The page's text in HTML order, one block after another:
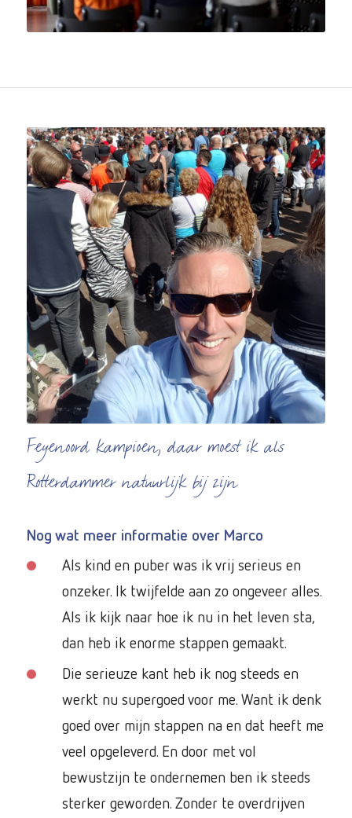
Feyenoord kampioen, daar moest ik als
Rotterdammer natuurlijk bij zijn
Nog wat meer informatie over Marco
Als kind en puber was ik vrij serieus en
onzeker. Ik twijfelde aan zo ongeveer alles.
Als ik kijk naar hoe ik nu in het leven sta,
dan heb ik enorme stappen gemaakt.
Die serieuze kant heb ik nog steeds en
werkt nu supergoed voor me. Want ik denk
goed over mijn stappen na en dat heeft me
veel opgeleverd. En door met vol
bewustzijn te ondernemen ben ik steeds
sterker geworden. Zonder te overdrijven